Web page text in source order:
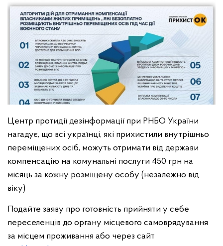
Центр протидії дезінформації при РНБО України
нагадує, що всі українці, які прихистили внутрішньо
переміщених осіб, можуть отримати від держави
компенсацію на комунальні послуги 450 грн на
місяць за кожну розміщену особу (незалежно від
віку)
Подайте заяву про готовність прийняти у себе
переселенців до органу місцевого самоврядування
за місцем проживання або через сайт